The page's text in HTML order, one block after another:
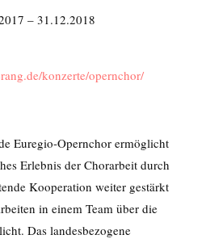
– 31.12.2018
konzerte/opernchor/
Euregio-Opernchor ermöglicht
Erlebnis der Chorarbeit durch
Kooperation weiter gestärkt
in einem Team über die
Das landesbezogene